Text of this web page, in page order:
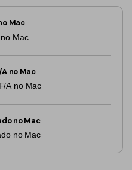
Mac
Mac
no Mac
A no Mac
no Mac
no Mac